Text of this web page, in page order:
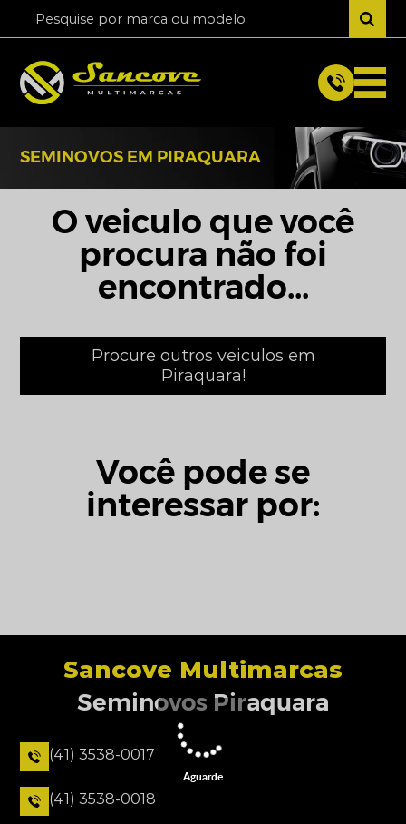
SEMINOVOS EM PIRAQUARA
O veiculo que você
procura não foi
encontrado...
Procure outros veiculos em
Piraquara!
Você pode se
interessar por:
Sancove Multimarcas
Seminovos Piraquara
(41) 3538-0017
(41) 3538-0018
Aguarde